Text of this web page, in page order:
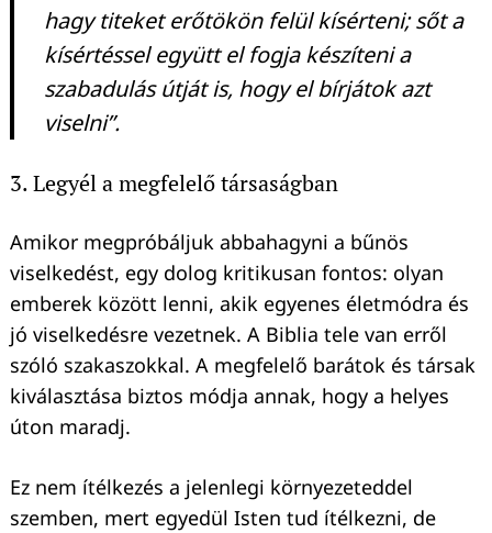
hagy titeket erőtökön felül kísérteni; sőt a
kísértéssel együtt el fogja készíteni a
szabadulás útját is, hogy el bírjátok azt
viselni”.
3. Legyél a megfelelő társaságban
Amikor megpróbáljuk abbahagyni a bűnös
viselkedést, egy dolog kritikusan fontos: olyan
emberek között lenni, akik egyenes életmódra és
jó viselkedésre vezetnek. A Biblia tele van erről
szóló szakaszokkal. A megfelelő barátok és társak
kiválasztása biztos módja annak, hogy a helyes
úton maradj.
Ez nem ítélkezés a jelenlegi környezeteddel
szemben, mert egyedül Isten tud ítélkezni, de